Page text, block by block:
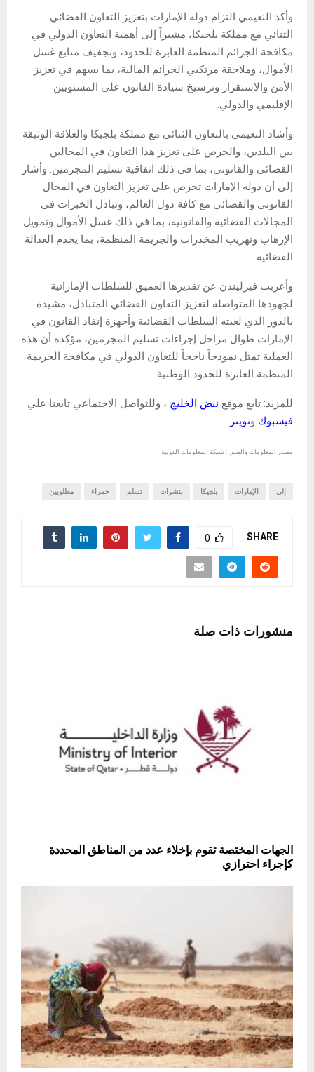
وأكد النعيمي التزام دولة الإمارات بتعزيز التعاون القضائي
الثنائي مع مملكة بلجيكا، مشيراً إلى أهمية التعاون الدولي في
مكافحة الجرائم المنظمة العابرة للحدود، وتجفيف منابع غسل
الأموال، وملاحقة مرتكبي الجرائم المالية، بما يسهم في تعزيز
الأمن والاستقرار وترسيخ سيادة القانون على المستويين
الإقليمي والدولي.
وأشاد النعيمي بالتعاون الثنائي مع مملكة بلجيكا والعلاقة الوثيقة
بين البلدين، والحرص على تعزيز هذا التعاون في المجالين
القضائي والقانوني، بما في ذلك اتفاقية تسليم المجرمين. وأشار
إلى أن دولة الإمارات تحرص على تعزيز التعاون في المجال
القانوني والقضائي مع كافة دول العالم، وتبادل الخبرات في
المجالات القضائية والقانونية، بما في ذلك غسل الأموال وتمويل
الإرهاب وتهريب المخدرات والجريمة المنظمة، بما يخدم العدالة
القضائية.
وأعربت فيرليندن عن تقديرها العميق للسلطات الإماراتية
لجهودها المتواصلة لتعزيز التعاون القضائي المتبادل، مشيدة
بالدور الذي لعبته السلطات القضائية وأجهزة إنفاذ القانون في
الإمارات طوال مراحل إجراءات تسليم المجرمين، مؤكدة أن هذه
العملية تمثل نموذجاً ناجحاً للتعاون الدولي في مكافحة الجريمة
المنظمة العابرة للحدود الوطنية.
للمزيد: تابع موقع نبض الخليج ، وللتواصل الاجتماعي تابعنا علي
فيسبوك وتويتر
مصدر المعلومات والصور : شبكة المعلومات الدولية
إلى الإمارات بلجيكا بنشرات تسلم حمراء مطلوبين
SHARE
0
منشورات ذات صلة
الجهات المختصة تقوم بإخلاء عدد من المناطق المحددة
كإجراء احترازي